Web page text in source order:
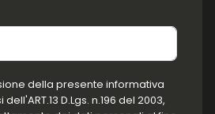
della presente informativa
D.Lgs. n.196 del 2003,